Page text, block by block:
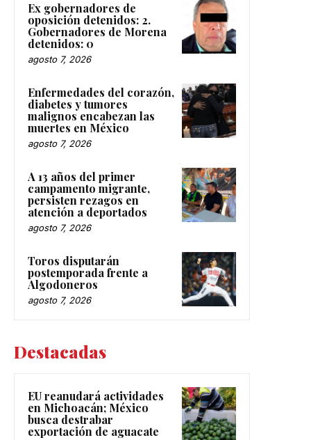
Ex gobernadores de
oposición detenidos: 2.
Gobernadores de Morena
detenidos: 0
agosto 7, 2026
Enfermedades del corazón,
diabetes y tumores
malignos encabezan las
muertes en México
agosto 7, 2026
A 13 años del primer
campamento migrante,
persisten rezagos en
atención a deportados
agosto 7, 2026
Toros disputarán
postemporada frente a
Algodoneros
agosto 7, 2026
Destacadas
EU reanudará actividades
en Michoacán; México
busca destrabar
exportación de aguacate